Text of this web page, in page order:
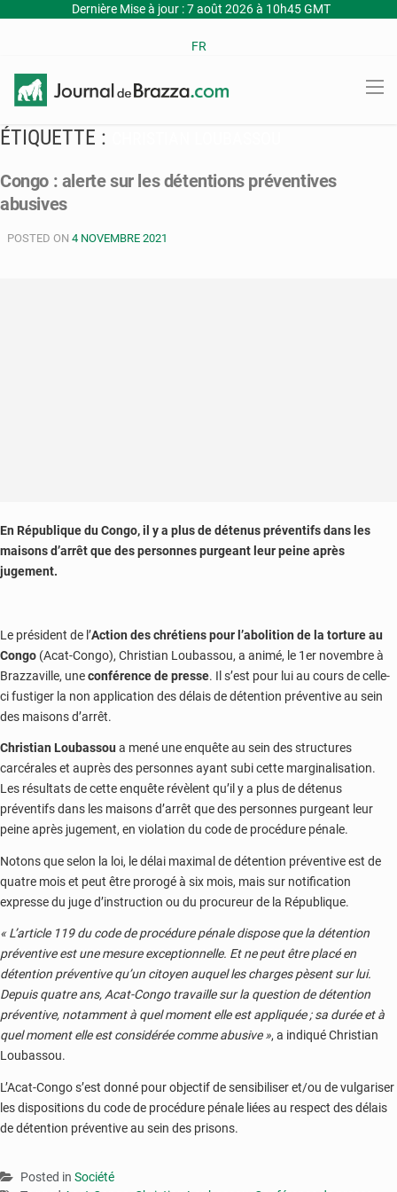
Dernière Mise à jour : 7 août 2026 à 10h45 GMT
FR
ÉTIQUETTE :
Congo : alerte sur les détentions préventives
abusives
POSTED ON 4 NOVEMBRE 2021
En République du Congo, il y a plus de détenus préventifs dans les
maisons d’arrêt que des personnes purgeant leur peine après
jugement.
Le président de l’Action des chrétiens pour l’abolition de la torture au
Congo (Acat-Congo), Christian Loubassou, a animé, le 1er novembre à
Brazzaville, uneconférence de presse. Il s’est pour lui au cours de celle-
ci fustiger la non application des délais de détention préventive au sein
des maisons d’arrêt.
Christian Loubassou a mené une enquête au sein des structures
carcérales et auprès des personnes ayant subi cette marginalisation.
Les résultats de cette enquête révèlent qu’il y a plus de détenus
préventifs dans les maisons d’arrêt que des personnes purgeant leur
peine après jugement, en violation du code de procédure pénale.
Notons que selon la loi, le délai maximal de détention préventive est de
quatre mois et peut être prorogé à six mois, mais sur notification
expresse du juge d’instruction ou du procureur de la République.
« L’article 119 du code de procédure pénale dispose que la détention
préventive est une mesure exceptionnelle. Et ne peut être placé en
détention préventive qu’un citoyen auquel les charges pèsent sur lui.
Depuis quatre ans, Acat-Congo travaille sur la question de détention
préventive, notamment à quel moment elle est appliquée ; sa durée et à
quel moment elle est considérée comme abusive », a indiqué Christian
Loubassou.
L’Acat-Congo s’est donné pour objectif de sensibiliser et/ou de vulgariser
les dispositions du code de procédure pénale liées au respect des délais
de détention préventive au sein des prisons.
Posted in Société